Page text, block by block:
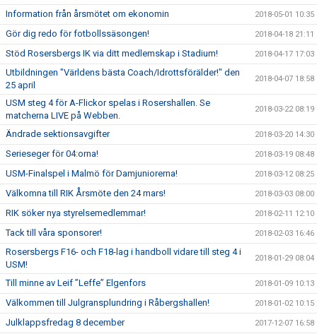
Information från årsmötet om ekonomin 2018-05-01 10:35
Gör dig redo för fotbollssäsongen! 2018-04-18 21:11
Stöd Rosersbergs IK via ditt medlemskap i Stadium! 2018-04-17 17:03
Utbildningen "Världens bästa Coach/Idrottsförälder!" den
25 april
2018-04-07 18:58
USM steg 4 för A-Flickor spelas i Rosershallen. Se
matcherna LIVE på Webben.
2018-03-22 08:19
Ändrade sektionsavgifter 2018-03-20 14:30
Serieseger för 04:orna! 2018-03-19 08:48
USM-Finalspel i Malmö för Damjuniorerna! 2018-03-12 08:25
Välkomna till RIK Årsmöte den 24 mars! 2018-03-03 08:00
RIK söker nya styrelsemedlemmar! 2018-02-11 12:10
Tack till våra sponsorer! 2018-02-03 16:46
Rosersbergs F16- och F18-lag i handboll vidare till steg 4 i
USM!
2018-01-29 08:04
Till minne av Leif ”Leffe” Elgenfors 2018-01-09 10:13
Välkommen till Julgransplundring i Råbergshallen! 2018-01-02 10:15
Julklappsfredag 8 december 2017-12-07 16:58